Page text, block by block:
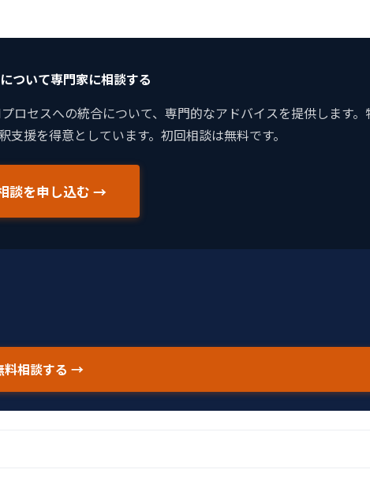
ついて専門家に相談する
ロセスへの統合について、専門的なアドバイスを提供します。
援を得意としています。初回相談は無料です。
談を申し込む →
料相談する →